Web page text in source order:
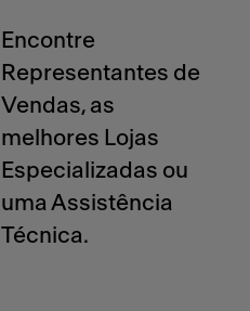
Encontre
Representantes de
Vendas, as
melhores Lojas
Especializadas ou
uma Assistência